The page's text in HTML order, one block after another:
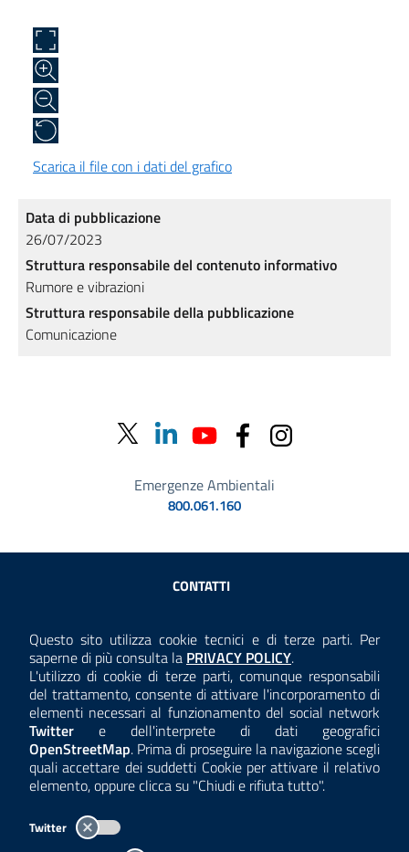
Questo sito utilizza cookie tecnici e di terze parti. Per
saperne di più consulta la Consulta la
PRIVACY POLICY.
L'utilizzo di cookie di terze parti, comunque responsabili
del trattamento, consente di attivare l'incorporamento di
elementi necessari al funzionamento del social network
Twitter e dell'interprete di dati geografici
OpenStreetMap. Prima di proseguire la navigazione scegli
quali accettare dei suddetti Cookie per attivare il relativo
elemento, oppure clicca su "Chiudi e rifiuta tutto".
Twitter
Scarica il file con i dati del grafico
Data di pubblicazione
26/07/2023
Struttura responsabile del contenuto informativo
Rumore e vibrazioni
Struttura responsabile della pubblicazione
Comunicazione
Emergenze Ambientali
800.061.160
Sezione Link Utili
CONTATTI
ANTICORRUZIONE
ACCESSIBILITÀ
COOKIE E PRIVACY
TEMI A-Z